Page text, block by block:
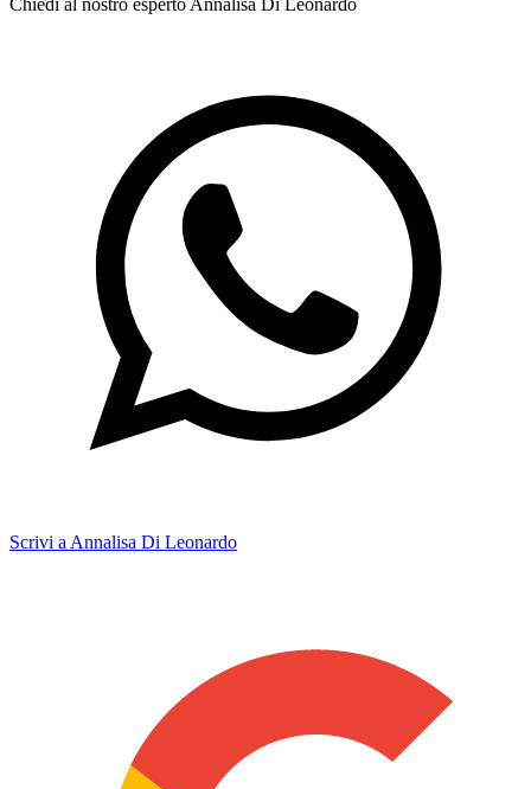
Chiedi al nostro espertoAnnalisa Di Leonardo
Scrivi a Annalisa Di Leonardo